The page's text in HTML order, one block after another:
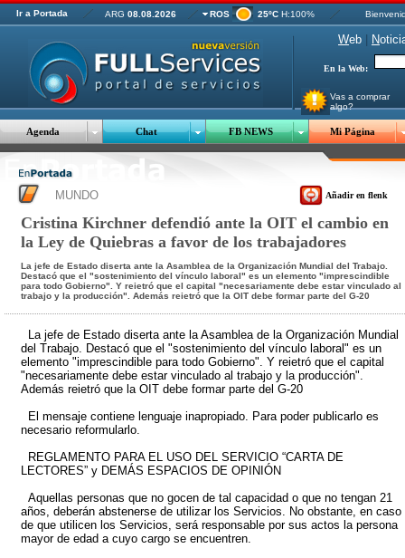
Ir a Portada ARG 08.08.2026 ROS 25ºC H:100%
Web N
En la Web:
Vas a comprar
algo?
Agenda Chat FB NEWS Mi Página
MUNDO Añadir en flenk
Cristina Kirchner defendió ante la OIT el cambio en
la Ley de Quiebras a favor de los trabajadores
La jefe de Estado diserta ante la Asamblea de la Organización Mundial del Trabajo.
Destacó que el "sostenimiento del vínculo laboral" es un elemento "imprescindible
para todo Gobierno". Y reietró que el capital "necesariamente debe estar vinculado al
trabajo y la producción". Además reietró que la OIT debe formar parte del G-20
La jefe de Estado diserta ante la Asamblea de la Organización Mundial
del Trabajo. Destacó que el "sostenimiento del vínculo laboral" es un
elemento "imprescindible para todo Gobierno". Y reietró que el capital
"necesariamente debe estar vinculado al trabajo y la producción".
Además reietró que la OIT debe formar parte del G-20
El mensaje contiene lenguaje inapropiado. Para poder publicarlo es
necesario reformularlo.
REGLAMENTO PARA EL USO DEL SERVICIO “CARTA DE
LECTORES” y DEMÁS ESPACIOS DE OPINIÓN
Aquellas personas que no gocen de tal capacidad o que no tengan 21
años, deberán abstenerse de utilizar los Servicios. No obstante, en caso
de que utilicen los Servicios, será responsable por sus actos la persona
mayor de edad a cuyo cargo se encuentren.